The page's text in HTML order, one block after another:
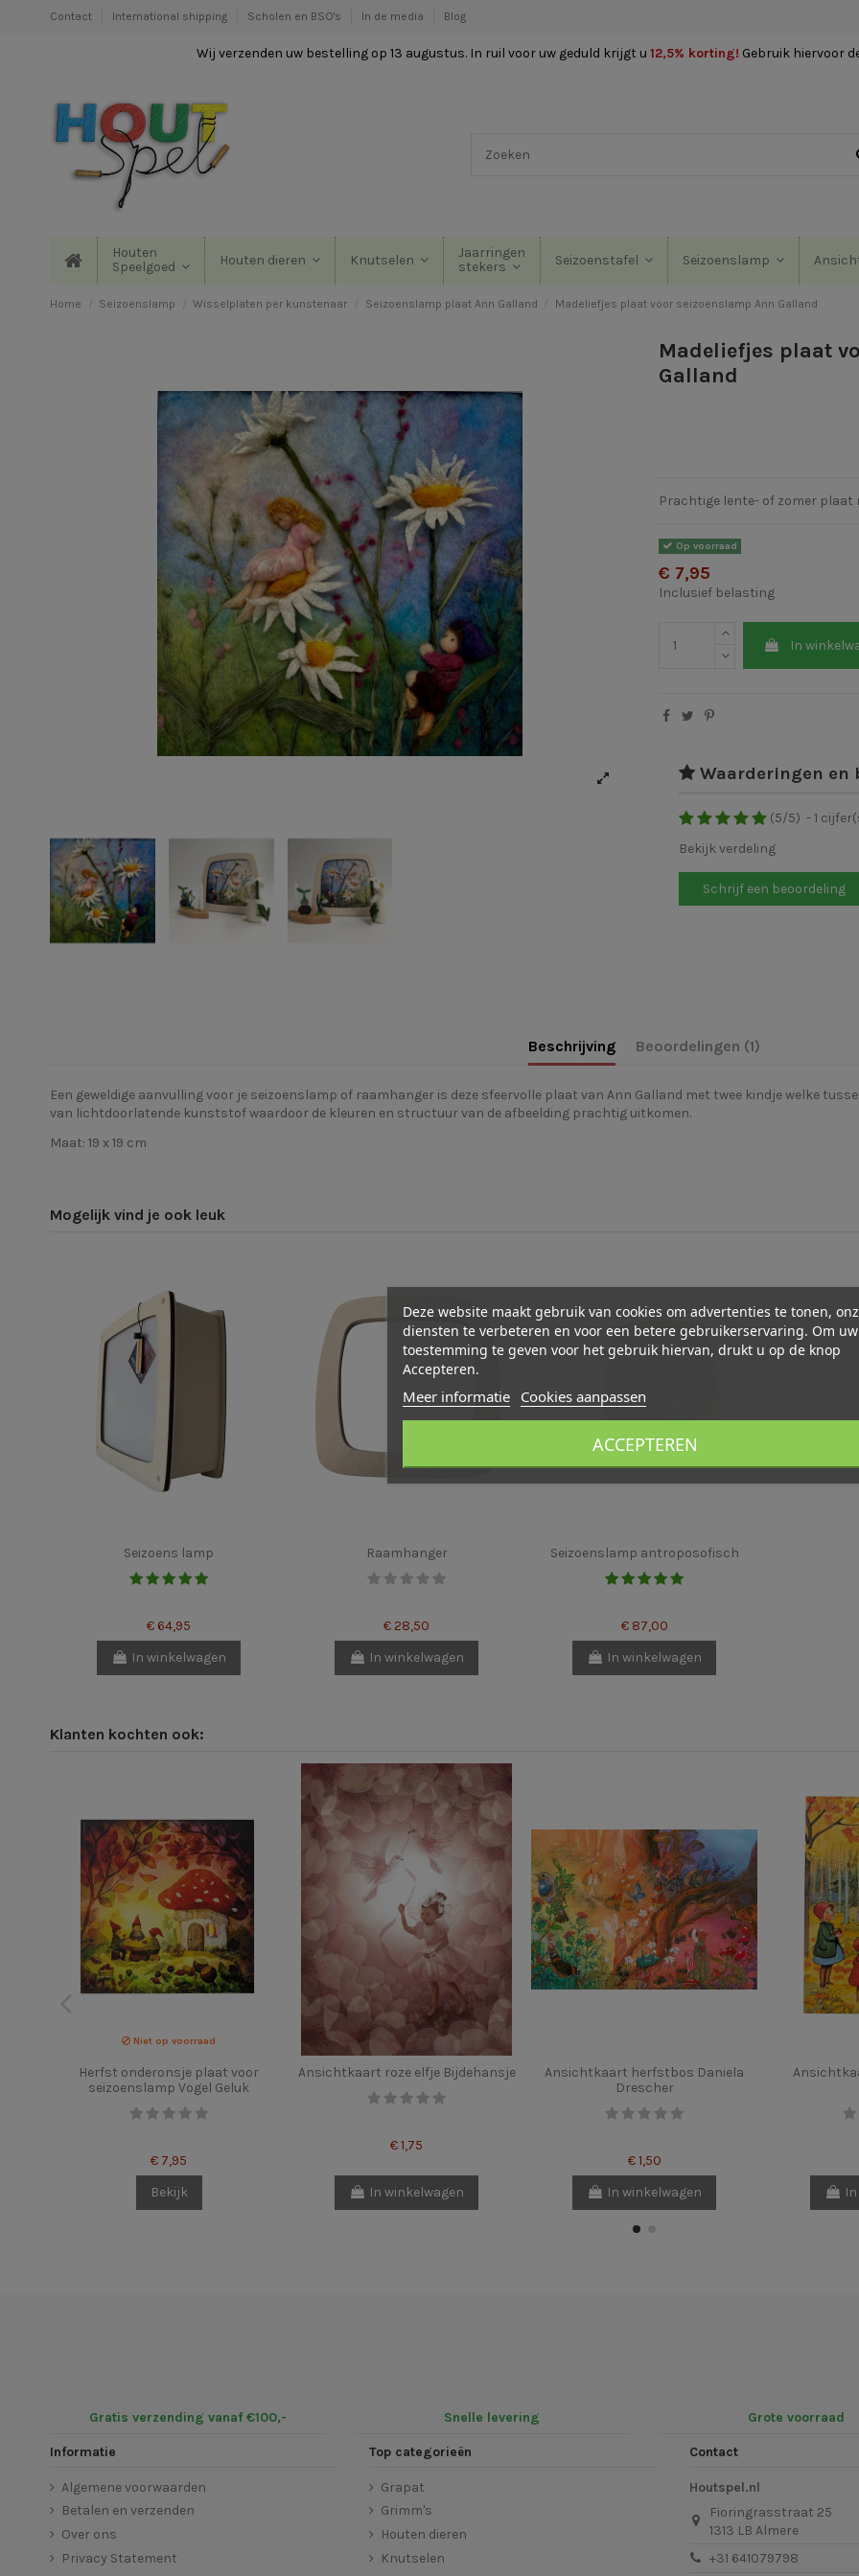
Contact International shipping Scholen en BSO's In de media Blog
Wij verzenden uw bestelling op 13 augustus. In ruil voor uw geduld krijgt u 12,5% korting! Gebruik hiervoor
Houten
Speelgoed
Houten dieren Knutselen
Jaarringen
stekers
Seizoenstafel Seizoenslamp
Home Seizoenslamp Wisselplaten per kunstenaar Seizoenslamp plaat Ann Galland Madeliefjes plaat voor seizoenslamp Ann Galland
Madeliefjes plaat
Galland
Prachtige lente- of zomer plaat
Op voorraad
€ 7,95
Inclusief belasting
In
Waarderingen en
(5/5) - 1
Bekijk verdeling
Schrijf een beoordeling
Beschrijving Beoordelingen (1)
Een geweldige aanvulling voor je seizoenslamp of raamhanger is deze sfeervolle plaat van Ann Galland met twee kindje welke
van lichtdoorlatende kunststof waardoor de kleuren en structuur van de afbeelding prachtig uitkomen.
Maat: 19 x 19 cm
Mogelijk vind je ook leuk
Seizoens lamp
€ 64,95
In winkelwagen
Raamhanger
€ 28,50
In winkelwagen
Seizoenslamp antroposofisch
€ 87,00
In winkelwagen
Klanten kochten ook:
Niet op voorraad
Herfst onderonsje plaat voor
seizoenslamp Vogel Geluk
€ 7,95
Bekijk
Ansichtkaart roze elfje Bijdehansje
€ 1,75
In winkelwagen
Ansichtkaart herfstbos Daniela
Drescher
€ 1,50
In winkelwagen
Gratis verzending vanaf €100,- Snelle levering Grote voorraad
Informatie
Algemene voorwaarden
Betalen en verzenden
Over ons
Privacy Statement
Top categorieën
Grapat
Grimm's
Houten dieren
Knutselen
Contact
Houtspel.nl
Fioringrasstraat 25
1313 LB Almere
+31 641079798
Deze website maakt gebruik van cookies om advertenties te tonen,
diensten te verbeteren en voor een betere gebruikerservaring. Om uw
toestemming te geven voor het gebruik hiervan, drukt u op de knop
Accepteren.
Meer informatie Cookies aanpassen
ACCEPTEREN